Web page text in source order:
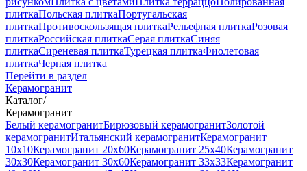
плиткаПольская плиткаПортугальская
плиткаПротивоскользящая плиткаРельефная плиткаРозовая
плиткаРоссийская плиткаСерая плиткаСиняя
плиткаСиреневая плиткаТурецкая плиткаФиолетовая
плиткаЧерная плитка
Перейти в раздел
Керамогранит
Каталог/
Керамогранит
Белый керамогранитБирюзовый керамогранитЗолотой
керамогранитИтальянский керамогранитКерамогранит
10x10Керамогранит 20x60Керамогранит 25x40Керамогранит
30x30Керамогранит 30x60Керамогранит 33x33Керамогранит